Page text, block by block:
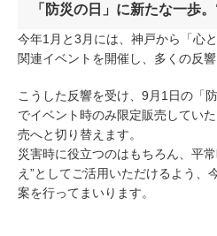
「防災の日」に新たな一歩
今年1月と3月には、神戸から「心
関連イベントを開催し、多くの反響
こうした反響を受け、9月1日の「
でイベント時のみ限定販売してい
売へと切り替えます。
災害時に役立つのはもちろん、平
え”としてご活用いただけるよう、
案を行ってまいります。